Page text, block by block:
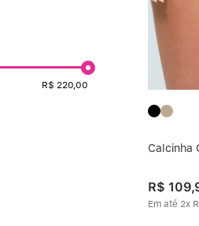
R$ 220,00
Calcinha
R$ 109,
Em até 2x